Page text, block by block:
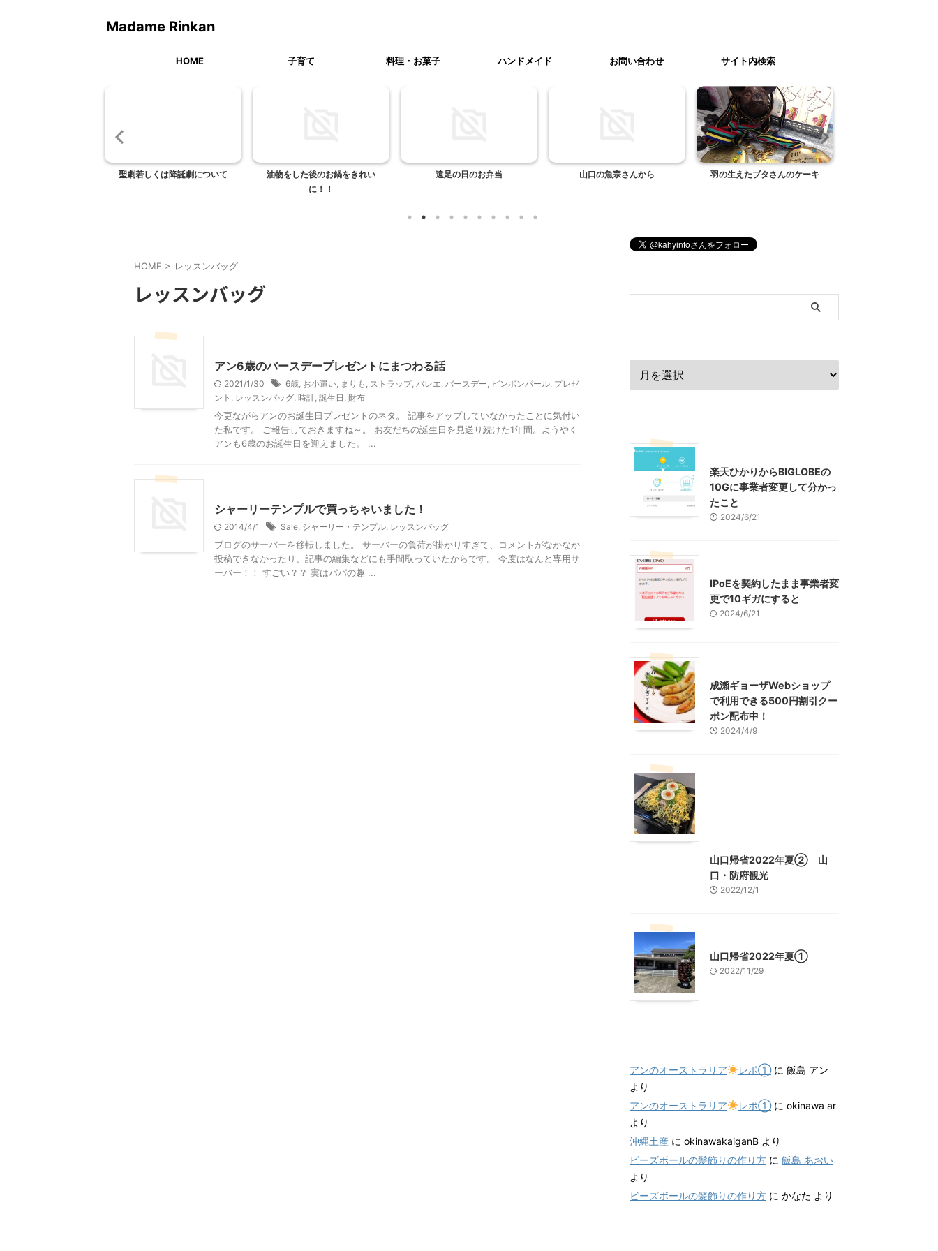
Madame Rinkan
HOME 子育て 料理・お菓子 ハンドメイド お問い合わせ サイト内検索
聖劇若しくは降誕劇について
油物をした後のお鍋をきれい
に！！
遠足の日のお弁当 山口の魚宗さんから 羽の生えたブタさんのケーキ
HOME > レッスンバッグ
レッスンバッグ
アン6歳のバースデープレゼントにまつわる話
2021/1/30 6歳 お小遣い まりも ストラップ, バレエ バースデー ピンポンパール プレゼ
ント
レッスンバッグ 時計 誕生日 財布
今更ながらアンのお誕生日プレゼントのネタ。 記事をアップしていなかったことに気付い
た私です。 ご報告しておきますね～。 お友だちの誕生日を見送り続けた1年間。ようやく
アンも6歳のお誕生日を迎えました。 ...
シャーリーテンプルで買っちゃいました！
2014/4/1 Sale シャーリー・テンプル レッスンバッグ
ブログのサーバーを移転しました。 サーバーの負荷が掛かりすぎて、コメントがなかなか
投稿できなかったり、記事の編集などにも手間取っていたからです。 今度はなんと専用サ
ーバー！！ すごい？？ 実はパパの趣 ...
楽天ひかりからBIGLOBEの
10Gに事業者変更して分かっ
たこと
2024/6/21
IPoEを契約したまま事業者変
更で10ギガにすると
2024/6/21
成瀬ギョーザWebショップ
で利用できる500円割引クー
ポン配布中！
2024/4/9
山口帰省2022年夏② 山
口・防府観光
2022/12/1
山口帰省2022年夏①
2022/11/29
アンのオーストラリア レポ①に 飯島 アン
より
アンのオーストラリア
レポ①に okinawa ar
より
沖縄土産 に okinawakaiganB より
ビーズボールの髪飾りの作り方 に 飯島 あおい
より
ビーズボールの髪飾りの作り方 に かなた より